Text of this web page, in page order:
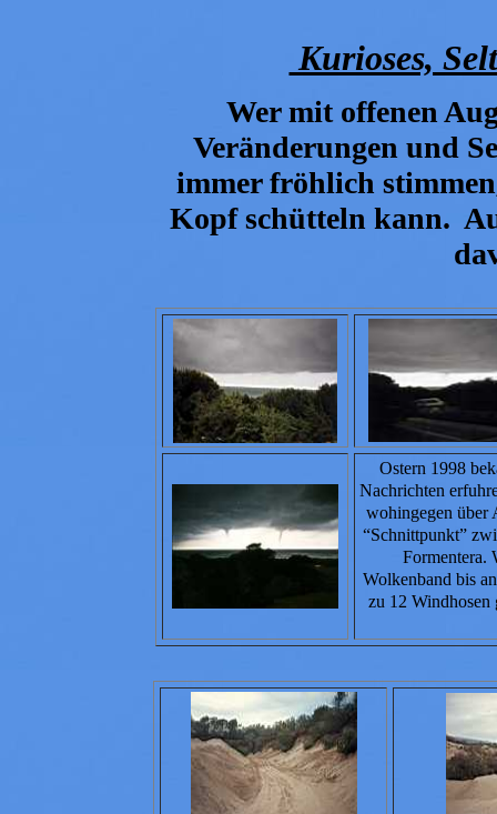
Kurioses,
Wer mit offenen
Veränderungen und
immer fröhlich
Kopf schütteln kann.
Ostern 1998
Nachrichten
wohingegen über
“Schnittpunkt”
Formentera.
Wolkenband bis
zu 12 Windhosen